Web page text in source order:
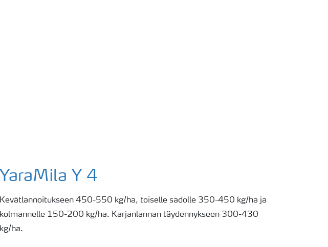
YaraMila Y 4
Kevätlannoitukseen 450-550 kg/ha, toiselle sadolle 350-450 kg/ha ja
kolmannelle 150-200 kg/ha. Karjanlannan täydennykseen 300-430
kg/ha.